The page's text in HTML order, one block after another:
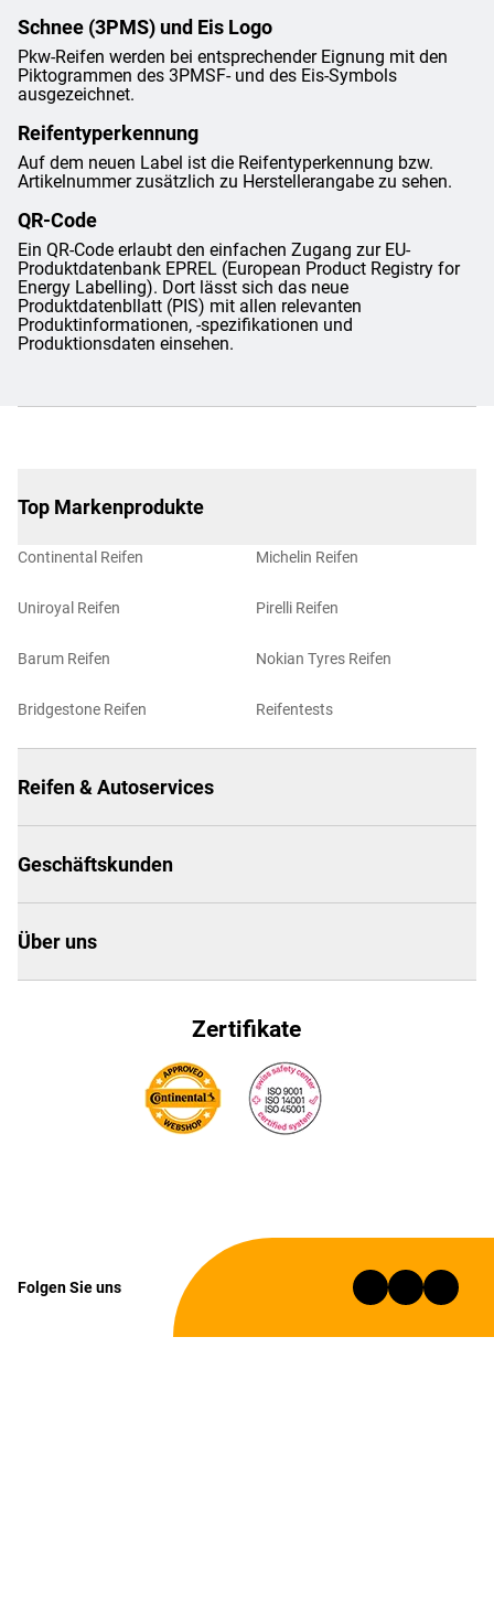
Schnee (3PMS) und Eis Logo
Pkw-Reifen werden bei entsprechender Eignung mit den
Piktogrammen des 3PMSF- und des Eis-Symbols
ausgezeichnet.
Reifentyperkennung
Auf dem neuen Label ist die Reifentyperkennung bzw.
Artikelnummer zusätzlich zu Herstellerangabe zu sehen.
QR-Code
Ein QR-Code erlaubt den einfachen Zugang zur EU-
Produktdatenbank EPREL (European Product Registry for
Energy Labelling). Dort lässt sich das neue
Produktdatenbllatt (PIS) mit allen relevanten
Produktinformationen, -spezifikationen und
Produktionsdaten einsehen.
Top Markenprodukte
Continental Reifen
Uniroyal Reifen
Barum Reifen
Bridgestone Reifen
Michelin Reifen
Pirelli Reifen
Nokian Tyres Reifen
Reifentests
Reifen & Autoservices
Geschäftskunden
Über uns
Zertifikate
Folgen Sie uns